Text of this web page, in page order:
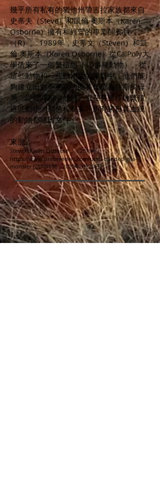
幾乎所有私有的猶他州帶吉拉家族都來自
史蒂夫（Steve）和凱倫·奧斯本（Karen
Osborne）擁有和經營的專業飼養員
（R）。 1989年，史蒂文（Steven）和凱
倫·奧斯本（Karen Osborne）從CalPoly大
學借來了一個繁殖組（10多種動物）。從
這些動物和一些動物園的家畜中，他們能
夠建立出數不相關的圈養繁殖吉拉斯的母
系。從那時起，他們一直在有選擇地繁殖
這些動物的顏色和圖案。所有來自其血統
的動物都隨附文件。
來源：
Steve和Karen Osborne，（2019年）
https://www.probreeders.com/utah-banded-gila-
monster[訪問時間：2020年3月20日]